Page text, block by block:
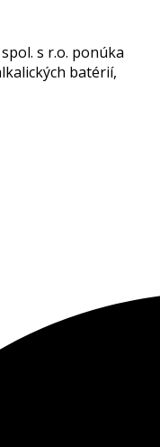
s r.o. ponúka
batérií,